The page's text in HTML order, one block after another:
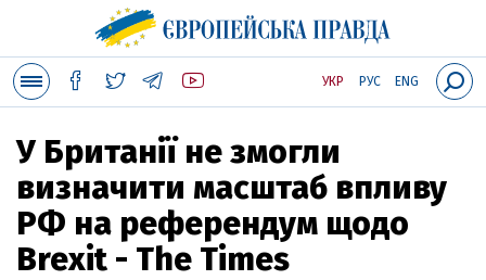
УКР РУС ENG
У Британії не змогли
визначити масштаб впливу
РФ на референдум щодо
Brexit - The Times